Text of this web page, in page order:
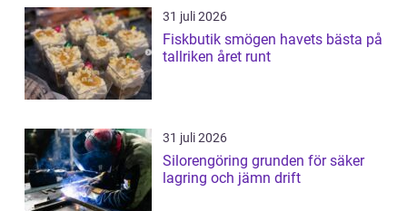
31 juli 2026
Fiskbutik smögen havets bästa på
tallriken året runt
31 juli 2026
Silorengöring grunden för säker
lagring och jämn drift